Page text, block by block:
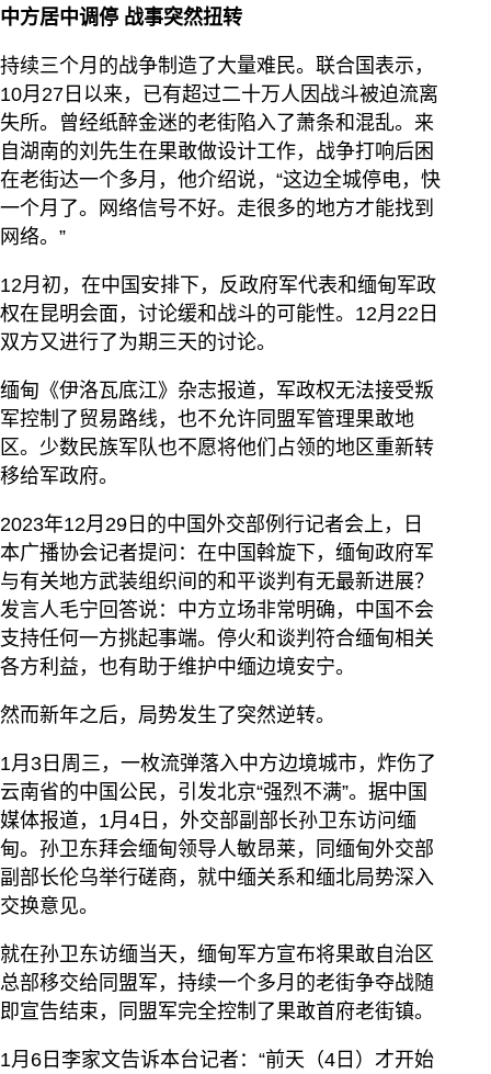
中方居中调停 战事突然扭转
持续三个月的战争制造了大量难民。联合国表示，
10月27日以来，已有超过二十万人因战斗被迫流离
失所。曾经纸醉金迷的老街陷入了萧条和混乱。来
自湖南的刘先生在果敢做设计工作，战争打响后困
在老街达一个多月，他介绍说，“这边全城停电，快
一个月了。网络信号不好。走很多的地方才能找到
网络。”
12月初，在中国安排下，反政府军代表和缅甸军政
权在昆明会面，讨论缓和战斗的可能性。12月22日
双方又进行了为期三天的讨论。
缅甸《伊洛瓦底江》杂志报道，军政权无法接受叛
军控制了贸易路线，也不允许同盟军管理果敢地
区。少数民族军队也不愿将他们占领的地区重新转
移给军政府。
2023年12月29日的中国外交部例行记者会上，日
本广播协会记者提问：在中国斡旋下，缅甸政府军
与有关地方武装组织间的和平谈判有无最新进展？
发言人毛宁回答说：中方立场非常明确，中国不会
支持任何一方挑起事端。停火和谈判符合缅甸相关
各方利益，也有助于维护中缅边境安宁。
然而新年之后，局势发生了突然逆转。
1月3日周三，一枚流弹落入中方边境城市，炸伤了
云南省的中国公民，引发北京“强烈不满”。据中国
媒体报道，1月4日，外交部副部长孙卫东访问缅
甸。孙卫东拜会缅甸领导人敏昂莱，同缅甸外交部
副部长伦乌举行磋商，就中缅关系和缅北局势深入
交换意见。
就在孙卫东访缅当天，缅甸军方宣布将果敢自治区
总部移交给同盟军，持续一个多月的老街争夺战随
即宣告结束，同盟军完全控制了果敢首府老街镇。
1月6日李家文告诉本台记者：“前天（4日）才开始